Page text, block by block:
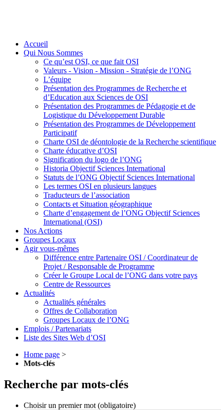
Accueil
Qui Nous Sommes
Ce qu’est OSI, ce que fait OSI
Valeurs - Vision - Mission - Stratégie de l’ONG
L’équipe
Présentation des Programmes de Recherche et
d’Education aux Sciences de OSI
Présentation des Programmes de Pédagogie et de
Logistique du Développement Durable
Présentation des Programmes de Développement
Participatif
Charte OSI de déontologie de la Recherche scientifique
Charte éducative d’OSI
Signification du logo de l’ONG
Historia Objectif Sciences International
Statuts de l’ONG Objectif Sciences International
Les termes OSI en plusieurs langues
Traducteurs de l’association
Contacts et Situation géographique
Charte d’engagement de l’ONG Objectif Sciences
International (OSI)
Nos Actions
Groupes Locaux
Agir vous-mêmes
Différence entre Partenaire OSI / Coordinateur de
Projet / Responsable de Programme
Créer le Groupe Local de l’ONG dans votre pays
Centre de Ressources
Actualités
Actualités générales
Offres de Collaboration
Groupes Locaux de l’ONG
Emplois / Partenariats
Liste des Sites Web d’OSI
Home page >
Mots-clés
Recherche par mots-clés
Choisir un premier mot (obligatoire)